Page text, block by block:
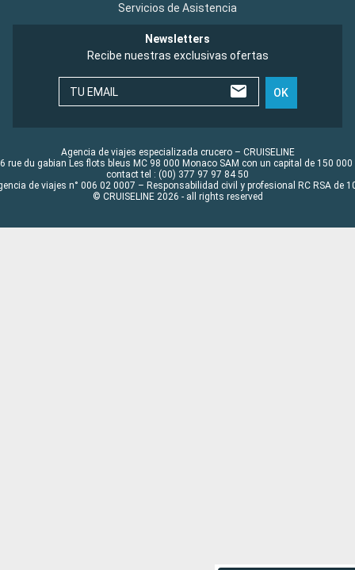
Servicios de Asistencia
Newsletters
Recibe nuestras exclusivas ofertas
TU EMAIL OK
Agencia de viajes especializada crucero – CRUISELINE
rue du gabian Les flots bleus MC 98 000 Monaco SAM con un capital de 150 000
contact tel : (00) 377 97 97 84 50
de viajes n° 006 02 0007 – Responsabilidad civil y profesional RC RSA de
© CRUISELINE 2026 - all rights reserved